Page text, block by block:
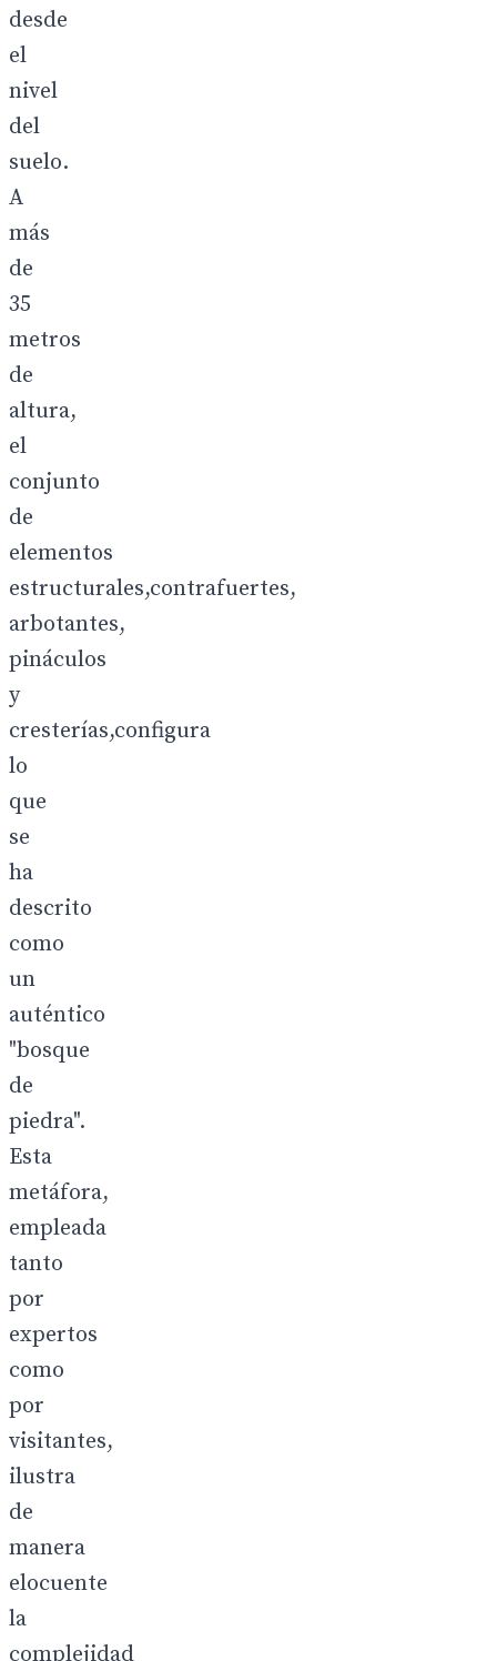
desde
el
nivel
del
suelo.
A
más
de
35
metros
de
altura,
el
conjunto
de
elementos
estructurales,contrafuertes,
arbotantes,
pináculos
y
cresterías,configura
lo
que
se
ha
descrito
como
un
auténtico
"bosque
de
piedra".
Esta
metáfora,
empleada
tanto
por
expertos
como
por
visitantes,
ilustra
de
manera
elocuente
la
complejidad